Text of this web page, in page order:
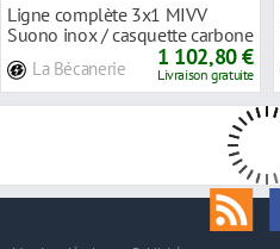
Ligne complète 3x1 MIVV
Suono inox / casquette carbone
La Bécanerie 1 102,80 €
Livraison gratuite